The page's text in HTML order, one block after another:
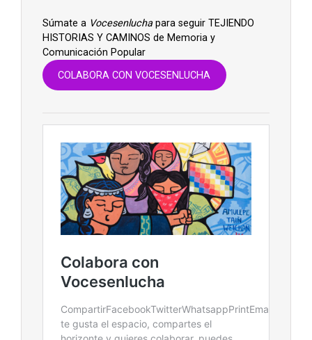
Súmate a Vocesenluchapara seguir TEJIENDO
HISTORIAS Y CAMINOS de Memoria y
Comunicación Popular
COLABORA CON VOCESENLUCHA